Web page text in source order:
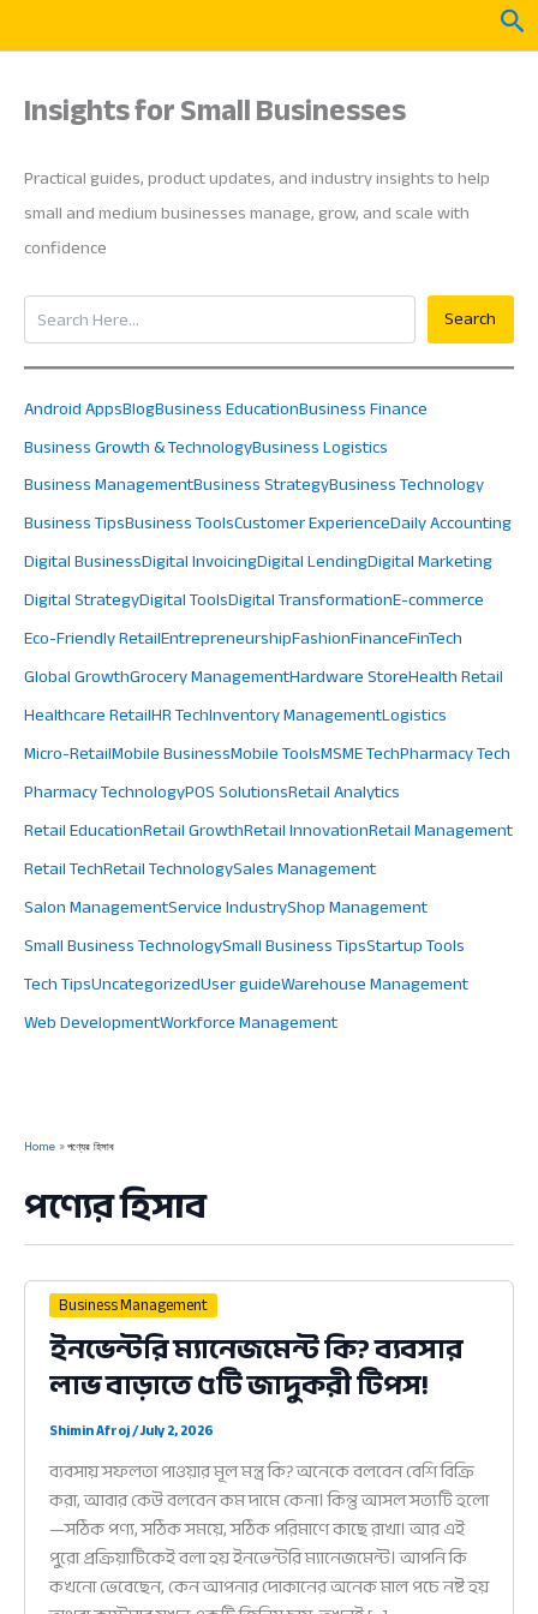
Insights for Small Businesses
Practical guides, product updates, and industry insights to help
small and medium businesses manage, grow, and scale with
confidence
Search
Search
Android AppsBlogBusiness EducationBusiness Finance
Business Growth & TechnologyBusiness Logistics
Business ManagementBusiness StrategyBusiness Technology
Business TipsBusiness ToolsCustomer ExperienceDaily Accounting
Digital BusinessDigital InvoicingDigital LendingDigital Marketing
Digital StrategyDigital ToolsDigital TransformationE-commerce
Eco-Friendly RetailEntrepreneurshipFashionFinanceFinTech
Global GrowthGrocery ManagementHardware StoreHealth Retail
Healthcare RetailHR TechInventory ManagementLogistics
Micro-RetailMobile BusinessMobile ToolsMSME TechPharmacy Tech
Pharmacy TechnologyPOS SolutionsRetail Analytics
Retail EducationRetail GrowthRetail InnovationRetail Management
Retail TechRetail TechnologySales Management
Salon ManagementService IndustryShop Management
Small Business TechnologySmall Business TipsStartup Tools
Tech TipsUncategorizedUser guideWarehouse Management
Web DevelopmentWorkforce Management
Home পণ্যের হিসাব
পণ্যের হিসাব
Business Management
ইনভেন্টরি ম্যানেজমেন্ট কি? ব্যবসার
লাভ বাড়াতে ৫টি জাদুকরী টিপস!
Shimin Afroj/July 2, 2026
ব্যবসায় সফলতা পাওয়ার মূল মন্ত্র কি? অনেকে বলবেন বেশি বিক্রি
করা, আবার কেউ বলবেন কম দামে কেনা। কিন্তু আসল সত্যটি হলো
—সঠিক পণ্য, সঠিক সময়ে, সঠিক পরিমাণে কাছে রাখা। আর এই
পুরো প্রক্রিয়াটিকেই বলা হয় ইনভেন্টরি ম্যানেজমেন্ট। আপনি কি
কখনো ভেবেছেন, কেন আপনার দোকানের অনেক মাল পচে নষ্ট হয়